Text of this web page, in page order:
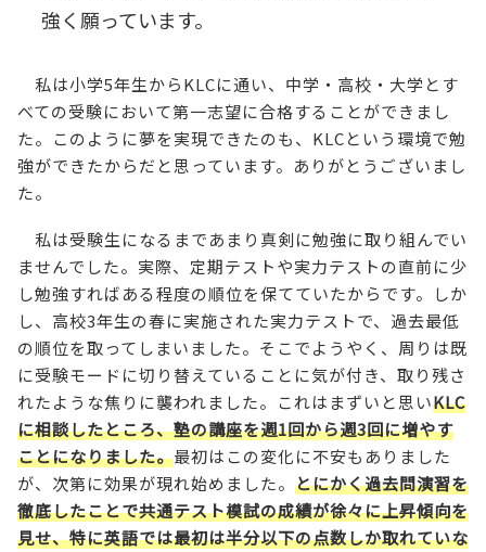
強く願っています。
私は小学5年生からKLCに通い、中学・高校・大学とす
べての受験において第一志望に合格することができまし
た。このように夢を実現できたのも、KLCという環境で勉
強ができたからだと思っています。ありがとうございまし
た。
私は受験生になるまであまり真剣に勉強に取り組んでい
ませんでした。実際、定期テストや実力テストの直前に少
し勉強すればある程度の順位を保てていたからです。しか
し、高校3年生の春に実施された実力テストで、過去最低
の順位を取ってしまいました。そこでようやく、周りは既
に受験モードに切り替えていることに気が付き、取り残さ
れたような焦りに襲われました。これはまずいと思いKLC
に相談したところ、塾の講座を週1回から週3回に増やす
ことになりました。最初はこの変化に不安もありました
が、次第に効果が現れ始めました。 とにかく過去問演習を
徹底したことで共通テスト模試の成績が徐々に上昇傾向を
見せ、特に英語では最初は半分以下の点数しか取れていな